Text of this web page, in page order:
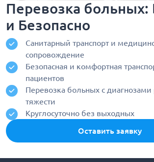
Перевозка больных:
и Безопасно
Санитарный транспорт и
сопровождение
Безопасная и комфортная
пациентов
Перевозка больных с диагнозами
тяжести
Круглосуточно без выходных
Оставить заявку